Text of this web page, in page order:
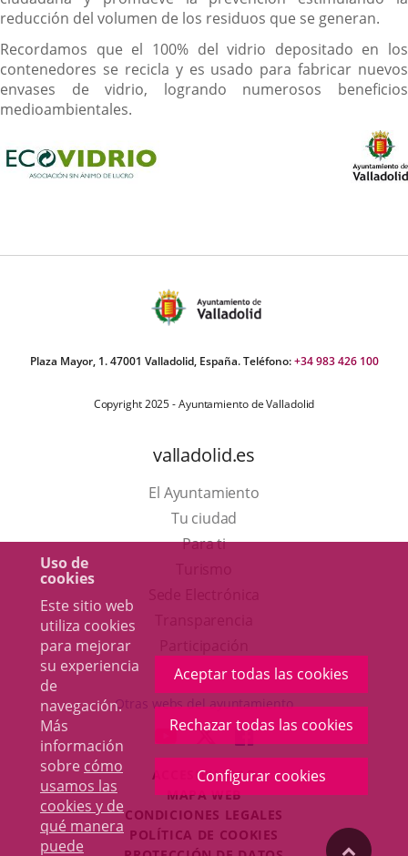
Uso de
cookies
Este sitio web
utiliza cookies
para mejorar
su experiencia
de
navegación.
Más
información
sobre cómo
usamos las
cookies y de
qué manera
puede
Aceptar todas las cookies
Rechazar todas las cookies
Configurar cookies
reducción del volumen de los residuos que se generan.
Recordamos que el 100% del vidrio depositado en los
contenedores se recicla y es usado para fabricar nuevos
envases de vidrio, logrando numerosos beneficios
medioambientales.
Plaza Mayor, 1. 47001 Valladolid, España. Teléfono:+34 983 426 100
Copyright 2025 - Ayuntamiento de Valladolid
valladolid.es
El Ayuntamiento
Tu ciudad
Para ti
en
una
ventana
nueva.
aplicación
externa.
Otras webs del ayuntamiento
ENLACE
A
UNA
APLICACIÓN
EXTERNA.
ENLACE
A
UNA
APLICACIÓN
EXTERNA.
ENLACE
A
UNA
EXTERNA.
ACCESIBILIDAD
MAPA WEB
CONDICIONES LEGALES
POLÍTICA DE COOKIES
"Volver